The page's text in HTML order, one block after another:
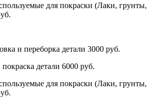
для покраски (Лаки, грунты,
и переборка детали 3000 руб.
детали 6000 руб.
для покраски (Лаки, грунты,